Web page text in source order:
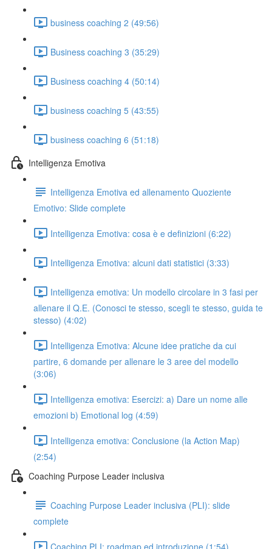
business coaching 2 (49:56)
Business coaching 3 (35:29)
Business coaching 4 (50:14)
business coaching 5 (43:55)
business coaching 6 (51:18)
Intelligenza Emotiva
Intelligenza Emotiva ed allenamento Quoziente
Emotivo: Slide complete
Intelligenza Emotiva: cosa è e definizioni (6:22)
Intelligenza Emotiva: alcuni dati statistici (3:33)
Intelligenza emotiva: Un modello circolare in 3 fasi per
allenare il Q.E. (Conosci te stesso, scegli te stesso, guida te
stesso) (4:02)
Intelligenza Emotiva: Alcune idee pratiche da cui
partire, 6 domande per allenare le 3 aree del modello
(3:06)
Intelligenza emotiva: Esercizi: a) Dare un nome alle
emozioni b) Emotional log (4:59)
Intelligenza emotiva: Conclusione (la Action Map)
(2:54)
Coaching Purpose Leader inclusiva
Coaching Purpose Leader inclusiva (PLI): slide
complete
Coaching PLI: roadmap ed introduzione (1:54)